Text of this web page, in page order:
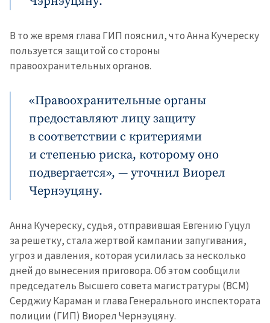
В то же время глава ГИП пояснил, что Анна Кучереску
пользуется защитой со стороны
правоохранительных органов.
«Правоохранительные органы
предоставляют лицу защиту
в соответствии с критериями
и степенью риска, которому оно
подвергается», — уточнил Виорел
Чернэуцяну.
Анна Кучереску, судья, отправившая Евгению Гуцул
за решетку, стала жертвой кампании запугивания,
угроз и давления, которая усилилась за несколько
дней до вынесения приговора. Об этом сообщили
председатель Высшего совета магистратуры (ВСМ)
Серджиу Караман и глава Генерального инспектората
полиции (ГИП) Виорел Чернэуцяну.